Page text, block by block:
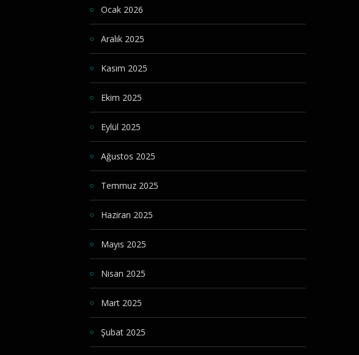
Ocak 2026
Aralık 2025
Kasım 2025
Ekim 2025
Eylül 2025
Ağustos 2025
Temmuz 2025
Haziran 2025
Mayıs 2025
Nisan 2025
Mart 2025
Şubat 2025